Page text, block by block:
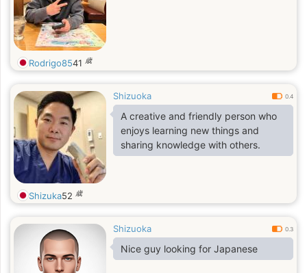
Rodrigo8541 歳
Shizuoka 0.4
A creative and friendly person who
enjoys learning new things and
sharing knowledge with others.
Shizuka52 歳
Shizuoka 0.3
Nice guy looking for Japanese